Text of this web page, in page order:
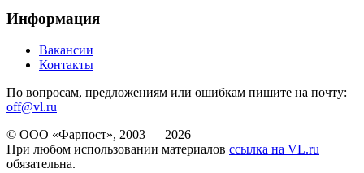
Информация
Вакансии
Контакты
По вопросам, предложениям или ошибкам пишите на почту:
off@vl.ru
© ООО «Фарпост», 2003 — 2026
При любом использовании материалов ссылка на VL.ru
обязательна.